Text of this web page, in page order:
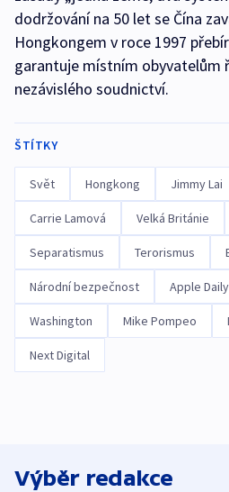
dodržování na 50 let se Čína
Hongkongem v roce 1997
garantuje místním obyvatelům
nezávislého soudnictví.
ŠTÍTKY
Svět Hongkong Jimmy Lai
Carrie Lamová Velká Británie
Separatismus Terorismus
Národní bezpečnost Apple Daily
Washington Mike Pompeo
Next Digital
Výběr redakce